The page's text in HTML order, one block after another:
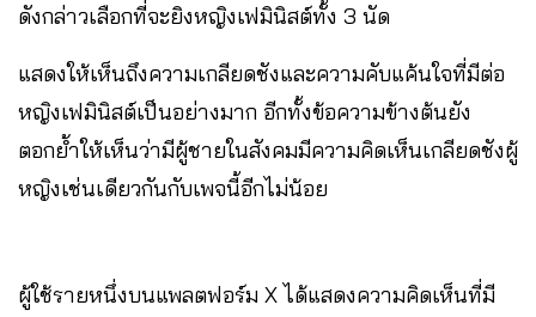
ดังกล่าวเลือกที่จะยิงหญิงเฟมินิสต์ทั้ง 3 นัด
แสดงให้เห็นถึงความเกลียดชังและความคับแค้นใจที่มีต่อ
หญิงเฟมินิสต์เป็นอย่างมาก อีกทั้งข้อความข้างต้นยัง
ตอกย้ำให้เห็นว่ามีผู้ชายในสังคมมีความคิดเห็นเกลียดชังผู้
หญิงเช่นเดียวกันกับเพจนี้อีกไม่น้อย
ผู้ใช้รายหนึ่งบนแพลตฟอร์ม X ได้แสดงความคิดเห็นที่มี